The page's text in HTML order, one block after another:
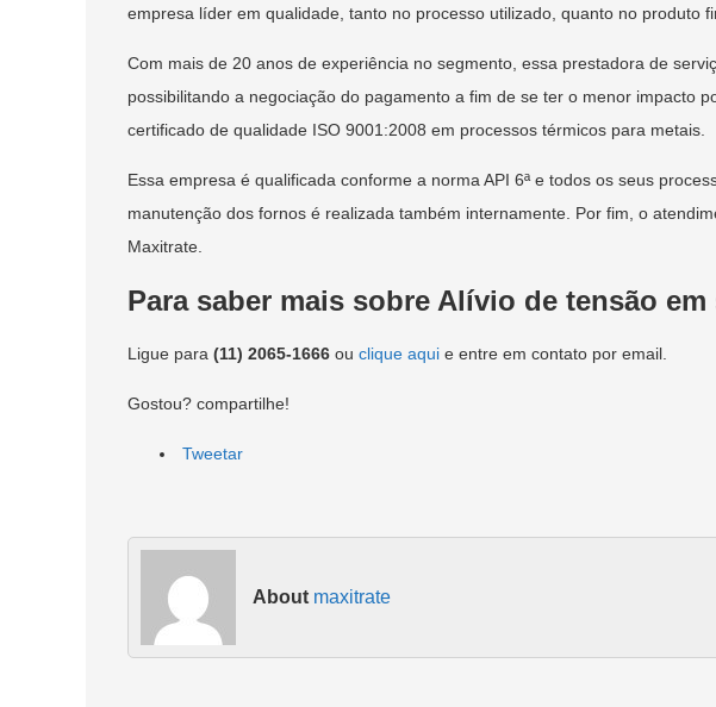
empresa líder em qualidade, tanto no processo utilizado, quanto no produto
Com mais de 20 anos de experiência no segmento, essa prestadora de
possibilitando a negociação do pagamento a fim de se ter o menor impacto
certificado de qualidade ISO 9001:2008 em processos térmicos para metais.
Essa empresa é qualificada conforme a norma API 6ª e todos os seus
manutenção dos fornos é realizada também internamente. Por fim, o
Maxitrate.
Para saber mais sobre Alívio de tensão em
Ligue para (11) 2065-1666 ou clique aqui e entre em contato por email.
Gostou? compartilhe!
Tweetar
About maxitrate